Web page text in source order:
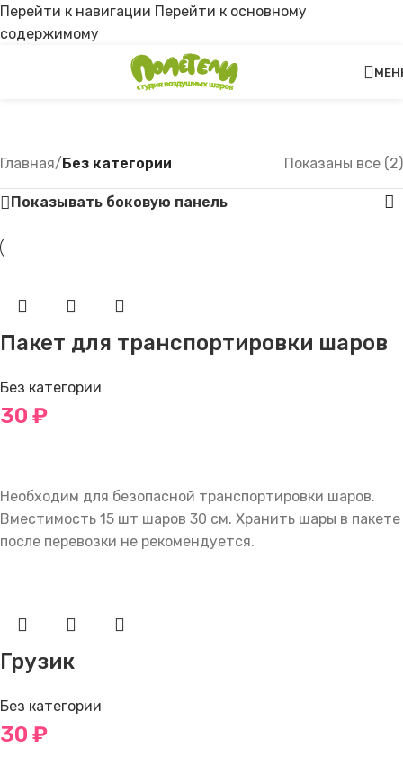
Перейти к навигации Перейти к основному
содержимому
Главная/Без категории Показаны все (2)
Показывать боковую панель
Пакет для транспортировки шаров
Без категории
30 ₽
Необходим для безопасной транспортировки шаров.
Вместимость 15 шт шаров 30 см. Хранить шары в пакете
после перевозки не рекомендуется.
Грузик
Без категории
30 ₽